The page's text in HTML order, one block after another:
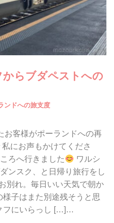
からブダペストへの
ンドへの旅支度
お客様がポーランドへの再
にお声もかけてくださ
ろへ行きました
ワルシ
ンスク、と日帰り旅行をし
別れ。毎日いい天気で朝か
様子はまた別途残そうと思
フにいらっし […]…